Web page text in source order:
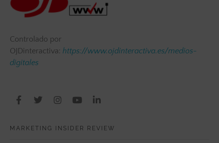
Controlado por
OJDinteractiva: https://www.ojdinteractiva.es/medios-
digitales
MARKETING INSIDER REVIEW